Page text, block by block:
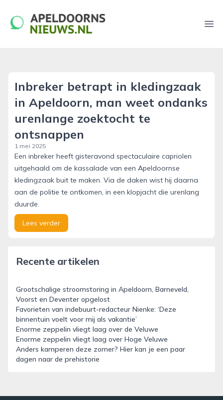
apeldoornsnieuws.nl
Inbreker betrapt in kledingzaak
in Apeldoorn, man weet ondanks
urenlange zoektocht te
ontsnappen
1 mei 2025
Een inbreker heeft gisteravond spectaculaire capriolen
uitgehaald om de kassalade van een Apeldoornse
kledingzaak buit te maken. Via de daken wist hij daarna
aan de politie te ontkomen, in een klopjacht die urenlang
duurde.
Lees verder
Recente artikelen
Grootschalige stroomstoring in Apeldoorn, Barneveld,
Voorst en Deventer opgelost
Favorieten van indebuurt-redacteur Nienke: ‘Deze
binnentuin voelt voor mij als vakantie’
Enorme zeppelin vliegt laag over de Veluwe
Enorme zeppelin vliegt laag over Hoge Veluwe
Anders kamperen deze zomer? Hier kan je een paar
dagen naar de prehistorie